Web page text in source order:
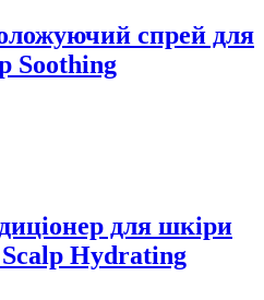
спрей для
Soothing
для шкіри
Scalp Hydrating